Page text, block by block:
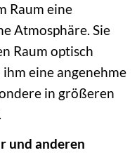
Raum eine
Atmosphäre. Sie
Raum optisch
eine angenehme
in größeren
und anderen